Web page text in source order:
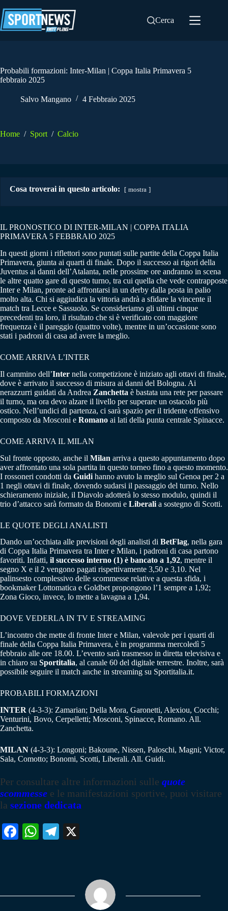
al
contenuto
Cerca
Probabili formazioni: Inter-Milan | Coppa Italia Primavera 5
febbraio 2025
Salvo Mangano 4 Febbraio 2025
Home / Sport / Calcio
Cosa troverai in questo articolo: mostra
IL PRONOSTICO DI INTER-MILAN | COPPA ITALIA
PRIMAVERA 5 FEBBRAIO 2025
In questi giorni i riflettori sono puntati sulle partite della Coppa Italia
Primavera, giunta ai quarti di finale. Dopo il successo ai rigori della
Juventus ai danni dell’Atalanta, nelle prossime ore andranno in scena
le altre quatto gare di questo turno, tra cui quella che vede contrapposte
Inter e Milan, pronte ad affrontarsi in un derby dalla posta in palio
molto alta. Chi si aggiudica la vittoria andrà a sfidare la vincente il
match tra Lecce e Sassuolo. Se consideriamo gli ultimi cinque
precedenti tra loro, il risultato che si è verificato con maggiore
frequenza è il pareggio (quattro volte), mentre in un’occasione sono
stati i padroni di casa ad avere la meglio.
COME ARRIVA L’INTER
Il cammino dell’Inter nella competizione è iniziato agli ottavi di finale,
dove è arrivato il successo di misura ai danni del Bologna. Ai
nerazzurri guidati da Andrea Zanchetta è bastata una rete per passare
il turno, ma ora devo alzare il livello per superare un ostacolo più
ostico. Nell’undici di partenza, ci sarà spazio per il tridente offensivo
composto da Mosconi e Romano ai lati della punta centrale Spinacce.
COME ARRIVA IL MILAN
Sul fronte opposto, anche il Milan arriva a questo appuntamento dopo
aver affrontato una sola partita in questo torneo fino a questo momento.
I rossoneri condotti da Guidi hanno avuto la meglio sul Genoa per 2 a
1 negli ottavi di finale, dovendo sudarsi il passaggio del turno. Nello
schieramento iniziale, il Diavolo adotterà lo stesso modulo, quindi il
trio d’attacco sarà formato da Bonomi e Liberali a sostegno di Scotti.
LE QUOTE DEGLI ANALISTI
Dando un’occhiata alle previsioni degli analisti di BetFlag, nella gara
di Coppa Italia Primavera tra Inter e Milan, i padroni di casa partono
favoriti. Infatti, il successo interno (1) è bancato a 1,92, mentre il
segno X e il 2 vengono pagati rispettivamente 3,50 e 3,10. Nel
palinsesto complessivo delle scommesse relative a questa sfida, i
bookmaker Lottomatica e Goldbet propongono l’1 sempre a 1,92;
Zona Gioco, invece, lo mette a lavagna a 1,94.
DOVE VEDERLA IN TV E STREAMING
L’incontro che mette di fronte Inter e Milan, valevole per i quarti di
finale della Coppa Italia Primavera, è in programma mercoledì 5
febbraio alle ore 18.00. L’evento sarà trasmesso in diretta televisiva e
in chiaro su Sportitalia, al canale 60 del digitale terrestre. Inoltre, sarà
possibile seguire il match anche in streaming su Sportitalia.it.
PROBABILI FORMAZIONI
INTER (4-3-3): Zamarian; Della Mora, Garonetti, Alexiou, Cocchi;
Venturini, Bovo, Cerpelletti; Mosconi, Spinacce, Romano. All.
Zanchetta.
MILAN (4-3-3): Longoni; Bakoune, Nissen, Paloschi, Magni; Victor,
Sala, Comotto; Bonomi, Scotti, Liberali. All. Guidi.
Per consultare altre informazioni sulle quote
scommesse e le manifestazioni sportive, puoi visitare
la sezione dedicata
Fa W
pp
Te
m